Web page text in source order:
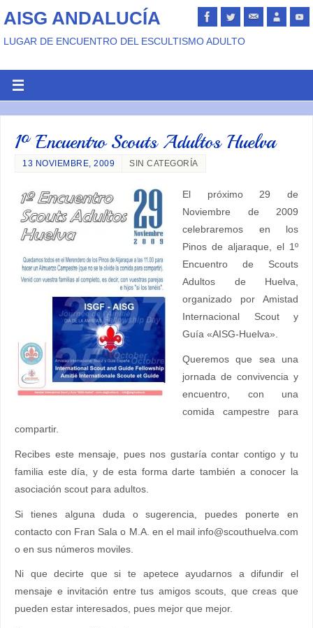
AISG ANDALUCÍA
LUGAR DE ENCUENTRO DEL ESCULTISMO ADULTO
1º Encuentro Scouts Adultos Huelva
13 NOVIEMBRE, 2009 SIN CATEGORÍA
El próximo 29 de
Noviembre de 2009
celebraremos en los
Pinos de aljaraque, el 1º
Encuentro de Scouts
Adultos de Huelva,
organizado por Amistad
Internacional Scout y
Guía «AISG-Huelva».
Queremos que sea una
jornada de convivencia y
encuentro, con una
comida campestre para
compartir.
Recibes este mensaje, pues nos gustaría contar contigo y tu
familia este día, y de esta forma darte también a conocer la
asociación scout para adultos.
Si tienes alguna duda o sugerencia, puedes ponerte en
contacto con Fran Sala o M.A. en el mail info@scouthuelva.com
o en sus números moviles.
Ni que decirte que si te apetece ayudarnos a difundir el
mensaje e invitación entre tus amigos scouts, que creas que
pueden estar interesados, pues mejor que mejor.